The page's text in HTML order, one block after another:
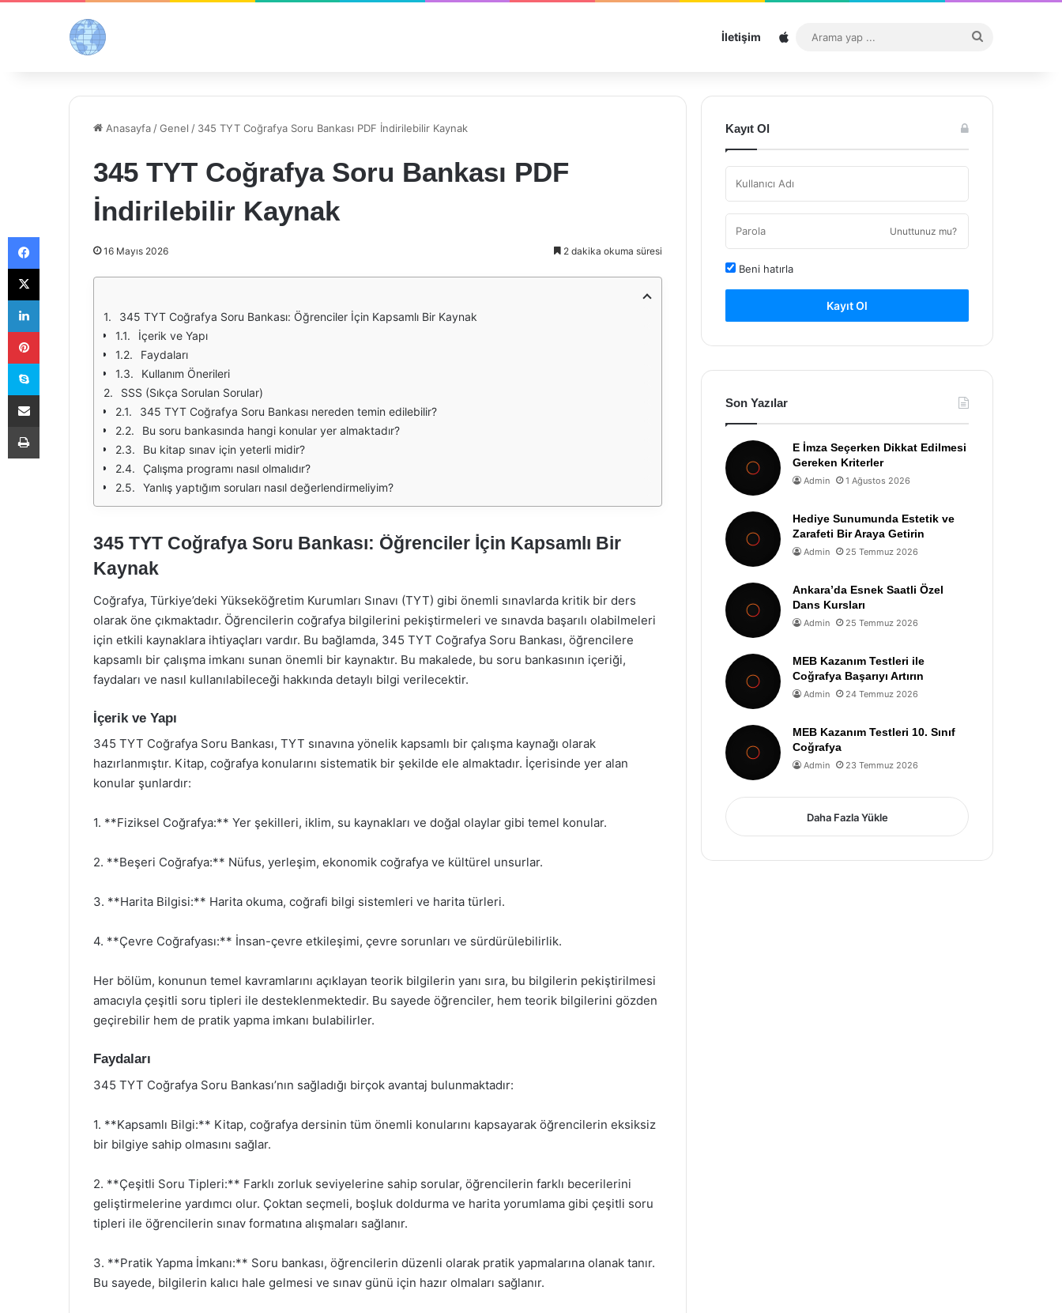
İletişim Sitemap
...
Anasayfa /Genel / 345 TYT Coğrafya Soru Bankası PDF İndirilebilir Kaynak
345 TYT Coğrafya Soru Bankası PDF
İndirilebilir Kaynak
16 Mayıs 2026 2 dakika okuma süresi
345 TYT Coğrafya Soru Bankası: Öğrenciler İçin Kapsamlı Bir Kaynak
İçerik ve Yapı
Faydaları
Kullanım Önerileri
SSS (Sıkça Sorulan Sorular)
345 TYT Coğrafya Soru Bankası nereden temin edilebilir?
Bu soru bankasında hangi konular yer almaktadır?
Bu kitap sınav için yeterli midir?
Çalışma programı nasıl olmalıdır?
Yanlış yaptığım soruları nasıl değerlendirmeliyim?
345 TYT Coğrafya Soru Bankası: Öğrenciler İçin Kapsamlı Bir
Kaynak
Coğrafya, Türkiye’deki Yükseköğretim Kurumları Sınavı (TYT) gibi önemli sınavlarda kritik bir ders
olarak öne çıkmaktadır. Öğrencilerin coğrafya bilgilerini pekiştirmeleri ve sınavda başarılı olabilmeleri
için etkili kaynaklara ihtiyaçları vardır. Bu bağlamda, 345 TYT Coğrafya Soru Bankası, öğrencilere
kapsamlı bir çalışma imkanı sunan önemli bir kaynaktır. Bu makalede, bu soru bankasının içeriği,
faydaları ve nasıl kullanılabileceği hakkında detaylı bilgi verilecektir.
İçerik ve Yapı
345 TYT Coğrafya Soru Bankası, TYT sınavına yönelik kapsamlı bir çalışma kaynağı olarak
hazırlanmıştır. Kitap, coğrafya konularını sistematik bir şekilde ele almaktadır. İçerisinde yer alan
konular şunlardır:
1. **Fiziksel Coğrafya:** Yer şekilleri, iklim, su kaynakları ve doğal olaylar gibi temel konular.
2. **Beşeri Coğrafya:** Nüfus, yerleşim, ekonomik coğrafya ve kültürel unsurlar.
3. **Harita Bilgisi:** Harita okuma, coğrafi bilgi sistemleri ve harita türleri.
4. **Çevre Coğrafyası:** İnsan-çevre etkileşimi, çevre sorunları ve sürdürülebilirlik.
Her bölüm, konunun temel kavramlarını açıklayan teorik bilgilerin yanı sıra, bu bilgilerin pekiştirilmesi
amacıyla çeşitli soru tipleri ile desteklenmektedir. Bu sayede öğrenciler, hem teorik bilgilerini gözden
geçirebilir hem de pratik yapma imkanı bulabilirler.
Faydaları
345 TYT Coğrafya Soru Bankası’nın sağladığı birçok avantaj bulunmaktadır:
1. **Kapsamlı Bilgi:** Kitap, coğrafya dersinin tüm önemli konularını kapsayarak öğrencilerin eksiksiz
bir bilgiye sahip olmasını sağlar.
2. **Çeşitli Soru Tipleri:** Farklı zorluk seviyelerine sahip sorular, öğrencilerin farklı becerilerini
geliştirmelerine yardımcı olur. Çoktan seçmeli, boşluk doldurma ve harita yorumlama gibi çeşitli soru
tipleri ile öğrencilerin sınav formatına alışmaları sağlanır.
3. **Pratik Yapma İmkanı:** Soru bankası, öğrencilerin düzenli olarak pratik yapmalarına olanak tanır.
Bu sayede, bilgilerin kalıcı hale gelmesi ve sınav günü için hazır olmaları sağlanır.
Kayıt Ol
Unuttunuz mu?
Beni hatırla
Kayıt Ol
Son Yazılar
E İmza Seçerken Dikkat Edilmesi
Gereken Kriterler
Admin 1 Ağustos 2026
Hediye Sunumunda Estetik ve
Zarafeti Bir Araya Getirin
Admin 25 Temmuz 2026
Ankara’da Esnek Saatli Özel
Dans Kursları
Admin 25 Temmuz 2026
MEB Kazanım Testleri ile
Coğrafya Başarıyı Artırın
Admin 24 Temmuz 2026
MEB Kazanım Testleri 10. Sınıf
Coğrafya
Admin 23 Temmuz 2026
Daha Fazla Yükle
Facebook
X
LinkedIn
Pinterest
Skype
E-Posta ile paylaş